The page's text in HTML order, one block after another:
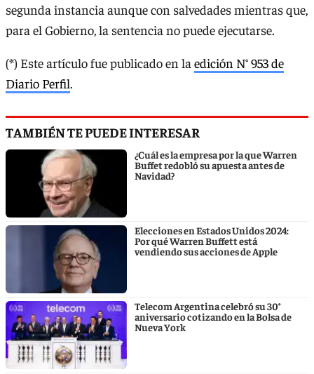
segunda instancia aunque con salvedades mientras que,
para el Gobierno, la sentencia no puede ejecutarse.
(*) Este artículo fue publicado en la edición N° 953 de
Diario Perfil.
TAMBIÉN TE PUEDE INTERESAR
¿Cuál es la empresa por la que Warren
Buffet redobló su apuesta antes de
Navidad?
Elecciones en Estados Unidos 2024:
Por qué Warren Buffett está
vendiendo sus acciones de Apple
Telecom Argentina celebró su 30°
aniversario cotizando en la Bolsa de
Nueva York